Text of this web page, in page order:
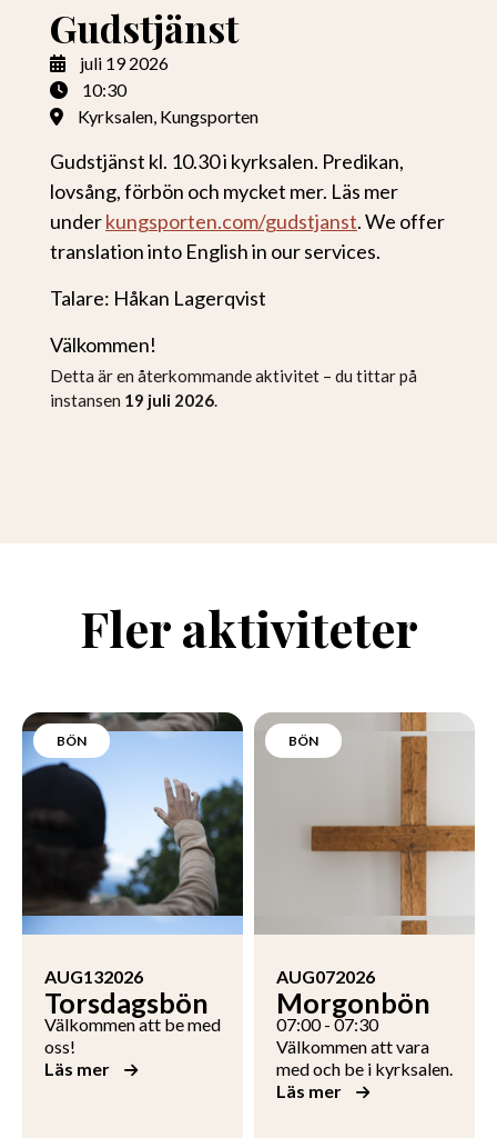
Gudstjänst
juli 19 2026
10:30
Kyrksalen, Kungsporten
Gudstjänst kl. 10.30 i kyrksalen. Predikan,
lovsång, förbön och mycket mer. Läs mer
underkungsporten.com/gudstjanst. We offer
translation into English in our services.
Talare: Håkan Lagerqvist
Välkommen!
Detta är en återkommande aktivitet – du tittar på
instansen 19 juli 2026.
Fler aktiviteter
BÖN
AUG132026
Torsdagsbön
Välkommen att be med
oss!
Läs mer
BÖN
AUG072026
Morgonbön
07:00 - 07:30
Välkommen att vara
med och be i kyrksalen.
Läs mer